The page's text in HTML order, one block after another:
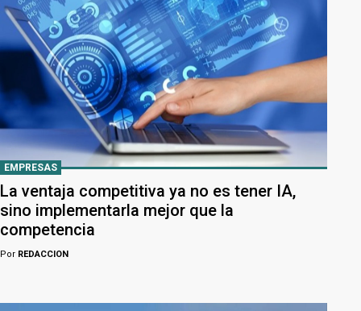
EMPRESAS
La ventaja competitiva ya no es tener IA,
sino implementarla mejor que la
competencia
Por REDACCION